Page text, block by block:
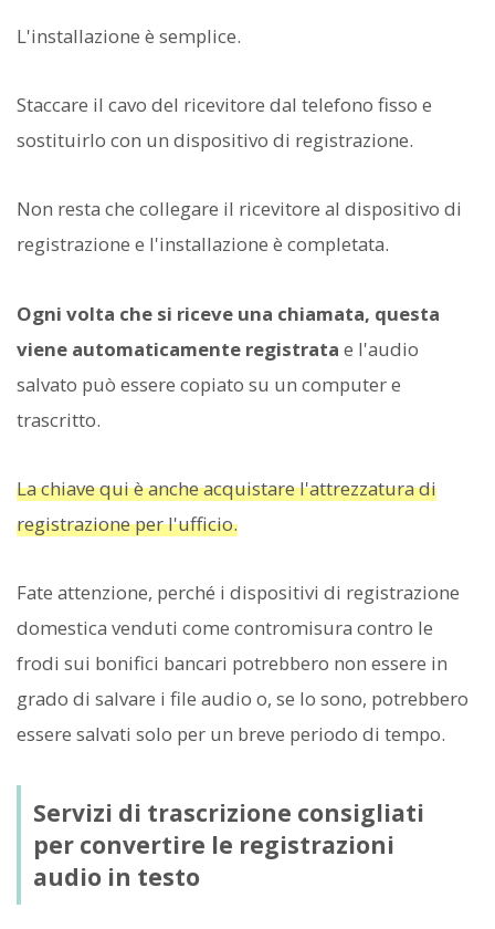
L'installazione è semplice.
Staccare il cavo del ricevitore dal telefono fisso e
sostituirlo con un dispositivo di registrazione.
Non resta che collegare il ricevitore al dispositivo di
registrazione e l'installazione è completata.
Ogni volta che si riceve una chiamata, questa
viene automaticamente registrata e l'audio
salvato può essere copiato su un computer e
trascritto.
La chiave qui è anche acquistare l'attrezzatura di
registrazione per l'ufficio.
Fate attenzione, perché i dispositivi di registrazione
domestica venduti come contromisura contro le
frodi sui bonifici bancari potrebbero non essere in
grado di salvare i file audio o, se lo sono, potrebbero
essere salvati solo per un breve periodo di tempo.
Servizi di trascrizione consigliati
per convertire le registrazioni
audio in testo